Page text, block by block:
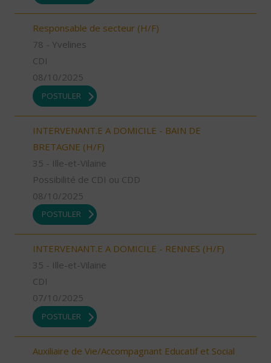
Responsable de secteur (H/F)
78 - Yvelines
CDI
08/10/2025
POSTULER
INTERVENANT.E A DOMICILE - BAIN DE
BRETAGNE (H/F)
35 - Ille-et-Vilaine
Possibilité de CDI ou CDD
08/10/2025
POSTULER
INTERVENANT.E A DOMICILE - RENNES (H/F)
35 - Ille-et-Vilaine
CDI
07/10/2025
POSTULER
Auxiliaire de Vie/Accompagnant Educatif et Social